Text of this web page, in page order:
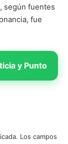
según fuentes
fue
y Punto
Los campos